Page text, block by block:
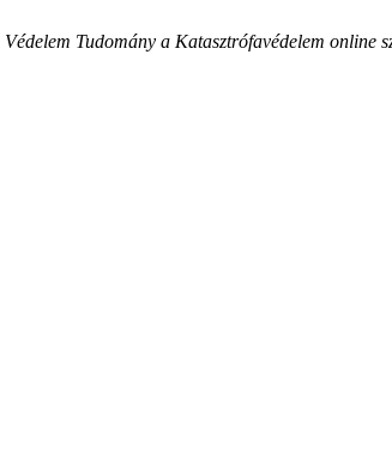
Védelem Tudomány a Katasztrófavédelem online